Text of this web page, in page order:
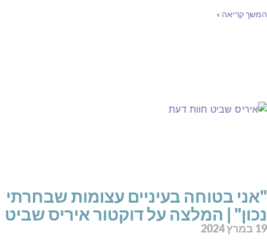
המשך קריאה »
"אני בטוחה בעיניים עצומות שבחרתי
נכון" | המלצה על דוקטור איריס שביט
19 במרץ 2024